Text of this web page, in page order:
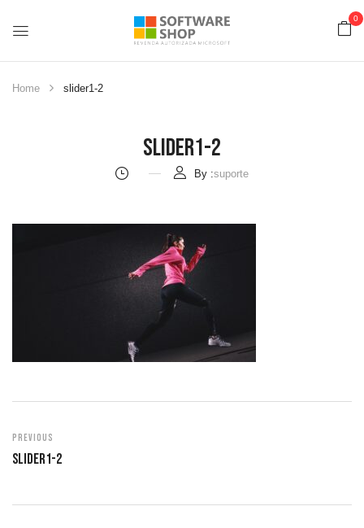
0
Home slider1-2
Slider1-2
By :suporte
Previous
Slider1-2